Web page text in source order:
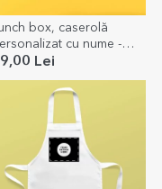
box, caserolă
cu nume -
Lei